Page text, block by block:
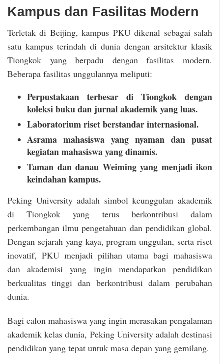
Kampus dan Fasilitas Modern
Terletak di Beijing, kampus PKU dikenal sebagai salah
satu kampus terindah di dunia dengan arsitektur klasik
Tiongkok yang berpadu dengan fasilitas modern.
Beberapa fasilitas unggulannya meliputi:
Perpustakaan terbesar di Tiongkok dengan
koleksi buku dan jurnal akademik yang luas.
Laboratorium riset berstandar internasional.
Asrama mahasiswa yang nyaman dan pusat
kegiatan mahasiswa yang dinamis.
Taman dan danau Weiming yang menjadi ikon
keindahan kampus.
Peking University adalah simbol keunggulan akademik
di Tiongkok yang terus berkontribusi dalam
perkembangan ilmu pengetahuan dan pendidikan global.
Dengan sejarah yang kaya, program unggulan, serta riset
inovatif, PKU menjadi pilihan utama bagi mahasiswa
dan akademisi yang ingin mendapatkan pendidikan
berkualitas tinggi dan berkontribusi dalam perubahan
dunia.
Bagi calon mahasiswa yang ingin merasakan pengalaman
akademik kelas dunia, Peking University adalah destinasi
pendidikan yang tepat untuk masa depan yang gemilang.